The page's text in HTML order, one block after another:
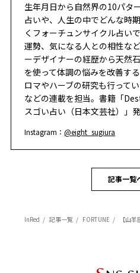
生年月日から自然界の10パタ
占いや、人生の中でどんな時
くフォーチュンサイクル占い
運勢、気になる人との相性な
ーデザイナーの経歴から天然
を使って体調の悩みを改善す
ロマやハーブの研究も行って
などの連載を担当。書籍「
スゴい占い（日本文芸社）」
Instagram：@eight_sugiura
記事一覧
InRed 記事一覧 FORTUNE 【山羊座】「